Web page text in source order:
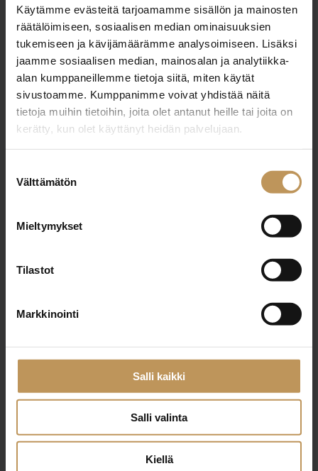
Käytämme evästeitä tarjoamamme sisällön ja mainosten
räätälöimiseen, sosiaalisen median ominaisuuksien
tukemiseen ja kävijämäärämme analysoimiseen. Lisäksi
jaamme sosiaalisen median, mainosalan ja analytiikka-
alan kumppaneillemme tietoja siitä, miten käytät
sivustoamme. Kumppanimme voivat yhdistää näitä
tietoja muihin tietoihin, joita olet antanut heille tai joita on
kerätty, kun olet käyttänyt heidän palvelujaan.
valinta
Välttämätön
Mieltymykset
Tilastot
Markkinointi
Salli kaikki
Salli valinta
Kiellä
040 4552 512
paivi.haipus@huoneistomarkkinat.com
Nimi